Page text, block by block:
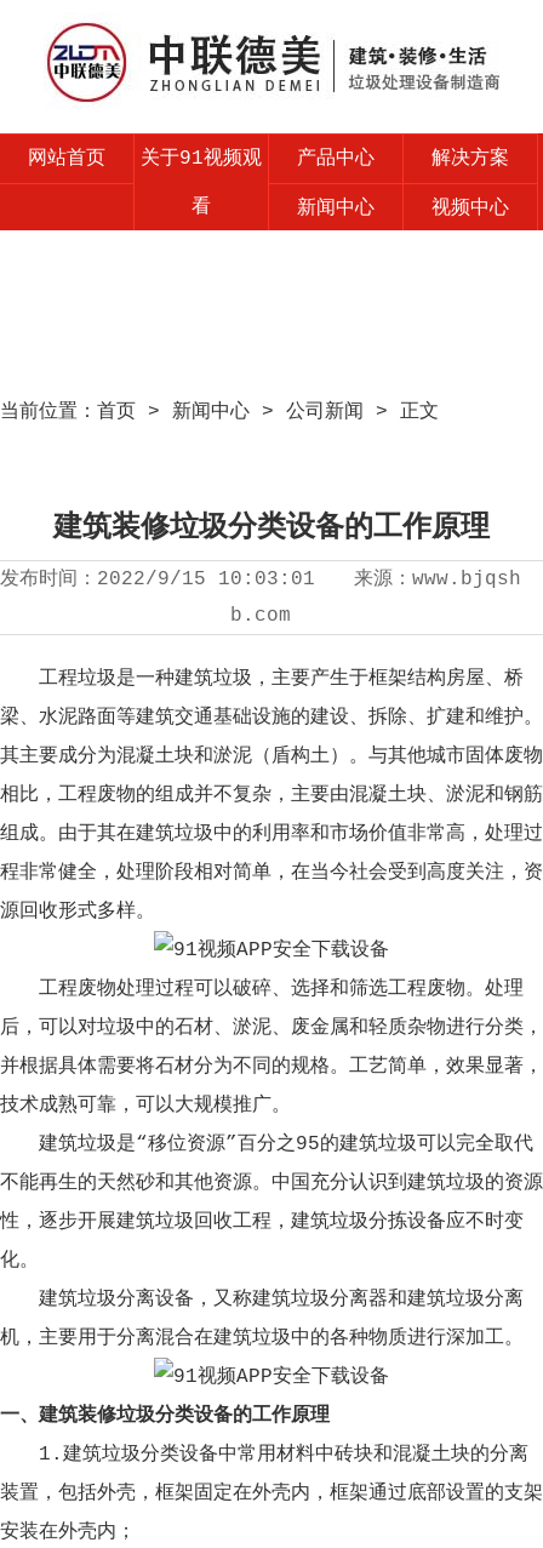
网站首页 关于91视频观
看
产品中心 解决方案
新闻中心 视频中心
当前位置： 首页 > 新闻中心 > 公司新闻 > 正文
建筑装修垃圾分类设备的工作原理
发布时间： 2022/9/15 10:03:01 来源： www.bjqsh
b.com
工程垃圾是一种建筑垃圾，主要产生于框架结构房屋、桥
梁、水泥路面等建筑交通基础设施的建设、拆除、扩建和维护。
其主要成分为混凝土块和淤泥（盾构土）。与其他城市固体废物
相比，工程废物的组成并不复杂，主要由混凝土块、淤泥和钢筋
组成。由于其在建筑垃圾中的利用率和市场价值非常高，处理过
程非常健全，处理阶段相对简单，在当今社会受到高度关注，资
源回收形式多样。
工程废物处理过程可以破碎、选择和筛选工程废物。处理
后，可以对垃圾中的石材、淤泥、废金属和轻质杂物进行分类，
并根据具体需要将石材分为不同的规格。工艺简单，效果显著，
技术成熟可靠，可以大规模推广。
建筑垃圾是“移位资源”百分之95的建筑垃圾可以完全取代
不能再生的天然砂和其他资源。中国充分认识到建筑垃圾的资源
性，逐步开展建筑垃圾回收工程，建筑垃圾分拣设备应不时变
化。
建筑垃圾分离设备，又称建筑垃圾分离器和建筑垃圾分离
机，主要用于分离混合在建筑垃圾中的各种物质进行深加工。
一、建筑装修垃圾分类设备的工作原理
1.建筑垃圾分类设备中常用材料中砖块和混凝土块的分离
装置，包括外壳，框架固定在外壳内，框架通过底部设置的支架
安装在外壳内；